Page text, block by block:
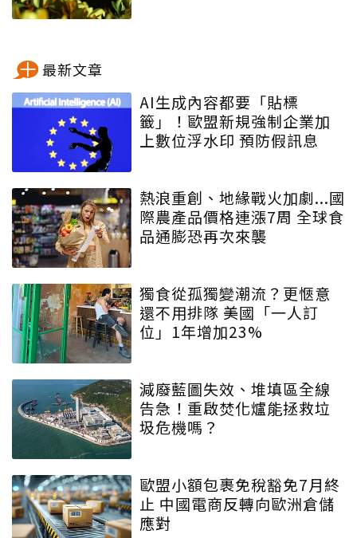
最新文章
AI生成內容都要「貼標
籤」！歐盟新規強制企業加
上數位浮水印 預防假訊息
熱浪重創、地緣戰火加劇...國
際農產品價格連漲7周 全球食
品通膨恐再次來襲
獨食從孤獨變潮流？更愜意
還不用排隊 美國「一人訂
位」1年增加23%
減廢藍圖失效、堆填區全線
告急！重啟焚化爐能拯救垃
圾危機嗎？
歐盟小額包裹免稅豁免7月終
止 中國電商反轉向歐洲倉儲
應對